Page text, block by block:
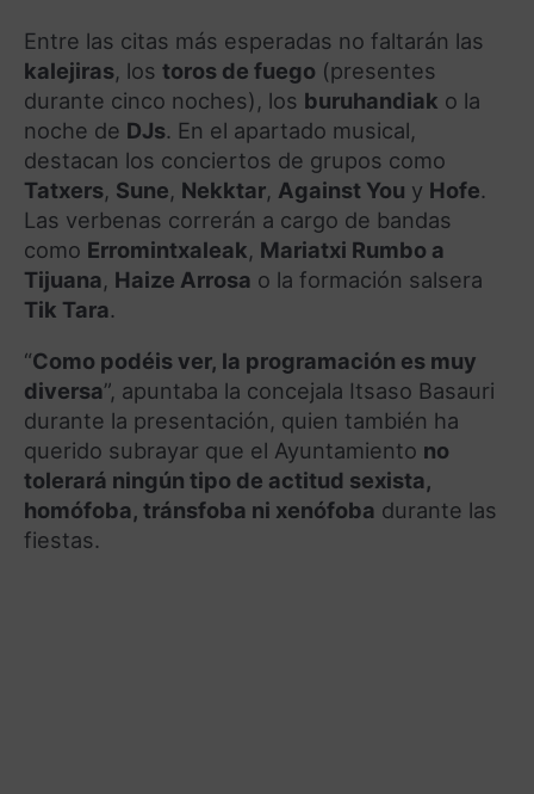
Entre las citas más esperadas no faltarán las
kalejiras, los toros de fuego (presentes
durante cinco noches), los buruhandiak o la
noche de DJs. En el apartado musical,
destacan los conciertos de grupos como
Tatxers, Sune, Nekktar, Against You y Hofe.
Las verbenas correrán a cargo de bandas
como Erromintxaleak, Mariatxi Rumbo a
Tijuana, Haize Arrosa o la formación salsera
Tik Tara.
“Como podéis ver, la programación es muy
diversa”, apuntaba la concejala Itsaso Basauri
durante la presentación, quien también ha
querido subrayar que el Ayuntamiento no
tolerará ningún tipo de actitud sexista,
homófoba, tránsfoba ni xenófoba durante las
fiestas.